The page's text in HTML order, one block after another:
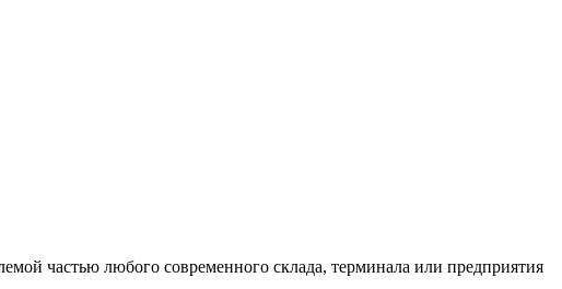
частью любого современного склада, терминала или предприятия